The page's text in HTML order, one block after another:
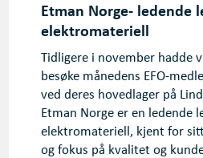
Etman Norge- ledende
elektromateriell
Tidligere i november hadde
besøke månedens EFO-
ved deres hovedlager på
Etman Norge er en ledende
elektromateriell, kjent for
og fokus på kvalitet og